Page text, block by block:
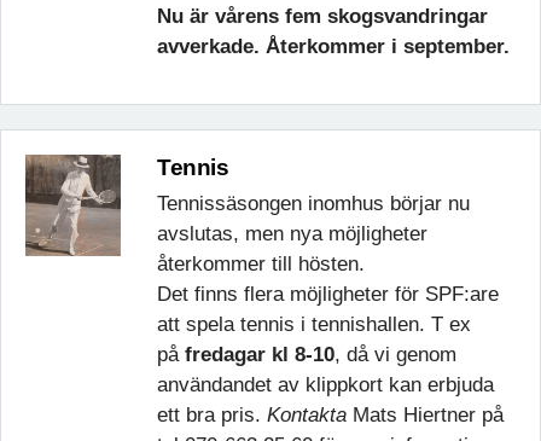
Nu är vårens fem skogsvandringar
avverkade. Återkommer i september.
Tennis
Tennissäsongen inomhus börjar nu
avslutas, men nya möjligheter
återkommer till hösten.
Det finns flera möjligheter för SPF:are
att spela tennis i tennishallen. T ex
på fredagar kl 8-10, då vi genom
användandet av klippkort kan erbjuda
ett bra pris. Kontakta Mats Hiertner på